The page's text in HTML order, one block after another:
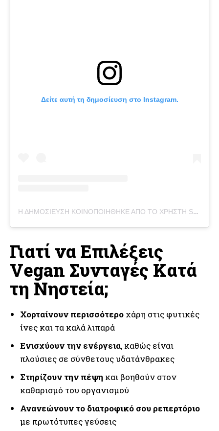
Δείτε αυτή τη δημοσίευση στο Instagram.
Η ΔΗΜΟΣΊΕΥΣΗ ΚΟΙΝΟΠΟΙΉΘΗΚΕ ΑΠΌ ΤΟ ΧΡΉΣΤΗ SYLVIAFALLAS (@SYLVIAFALLAS)
Γιατί να Επιλέξεις
Vegan Συνταγές Κατά
τη Νηστεία;
Χορταίνουν περισσότερο χάρη στις φυτικές
ίνες και τα καλά λιπαρά
Ενισχύουν την ενέργεια, καθώς είναι
πλούσιες σε σύνθετους υδατάνθρακες
Στηρίζουν την πέψη και βοηθούν στον
καθαρισμό του οργανισμού
Ανανεώνουν το διατροφικό σου ρεπερτόριο
με πρωτότυπες γεύσεις